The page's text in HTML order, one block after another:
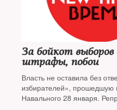
За бойкот
штрафы, побои
Власть не оставила без
избирателей», прошедшую
Навального 28 января.